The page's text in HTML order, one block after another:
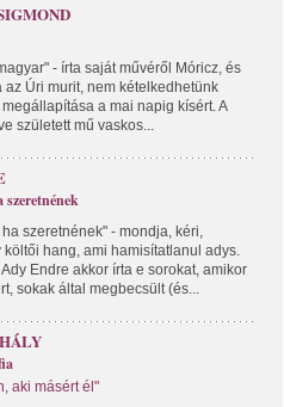
- írta saját művéről Móricz, és
az Úri murit, nem kételkedhetünk
a mai napig kísért. A
született mű vaskos...
szeretnének
ha szeretnének" - mondja, kéri,
hang, ami hamisítatlanul adys.
Endre akkor írta e sorokat, amikor
sokak által megbecsült (és...
aki másért él"